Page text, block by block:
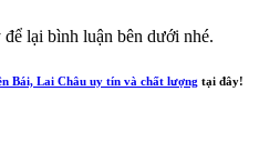
lại bình luận bên dưới nhé.
Bái, Lai Châu uy tín và chất lượng tại đây!